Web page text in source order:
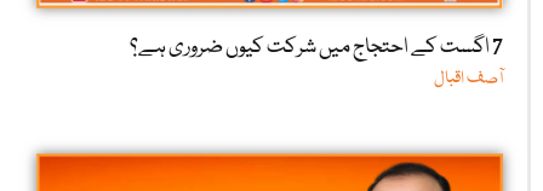
7 اگست کے احتجاج میں شرکت کیوں ضروری ہے؟
آصف اقبال